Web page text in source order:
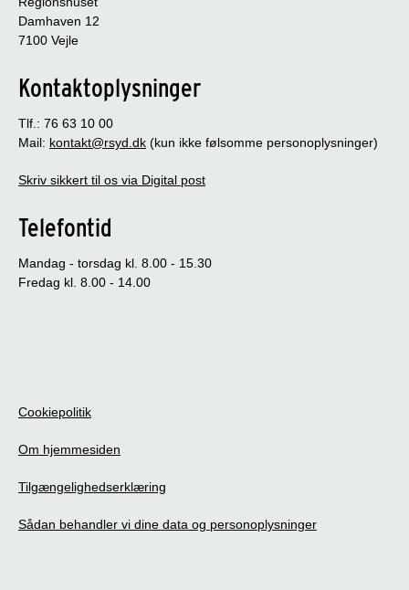
Damhaven 12
7100 Vejle
Kontaktoplysninger
Tlf.: 76 63 10 00
Mail: kontakt@rsyd.dk (kun ikke følsomme personoplysninger)
Skriv sikkert til os via Digital post
Telefontid
Mandag - torsdag kl. 8.00 - 15.30
Fredag kl. 8.00 - 14.00
Cookiepolitik
Om hjemmesiden
Tilgængelighedserklæring
Sådan behandler vi dine data og personoplysninger